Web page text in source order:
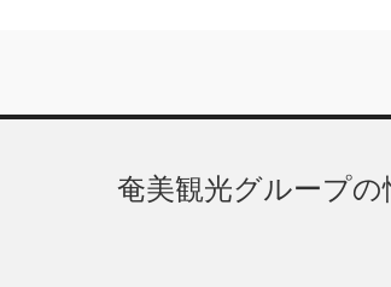
奄美観光グループの